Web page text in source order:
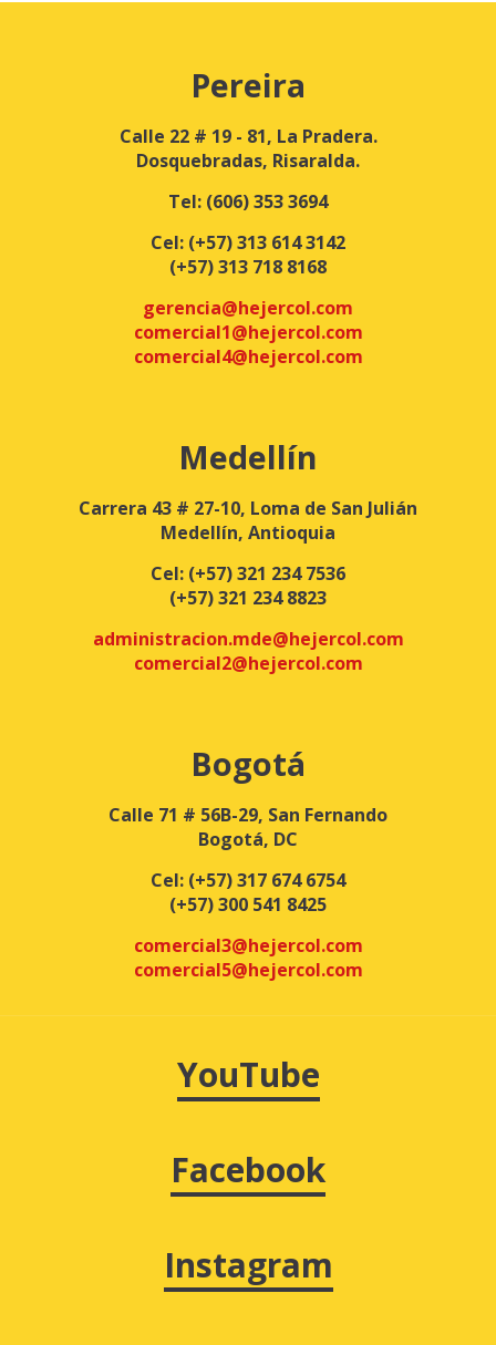
Pereira
Calle 22 # 19 - 81, La Pradera.
Dosquebradas, Risaralda.
Tel: (606) 353 3694
Cel: (+57) 313 614 3142
(+57) 313 718 8168
gerencia@hejercol.com
comercial1@hejercol.com
comercial4@hejercol.com
Medellín
Carrera 43 # 27-10, Loma de San Julián
Medellín, Antioquia
Cel: (+57) 321 234 7536
(+57) 321 234 8823
administracion.mde@hejercol.com
comercial2@hejercol.com
Bogotá
Calle 71 # 56B-29, San Fernando
Bogotá, DC
Cel: (+57) 317 674 6754
(+57) 300 541 8425
comercial3@hejercol.com
comercial5@hejercol.com
YouTube
Facebook
Instagram